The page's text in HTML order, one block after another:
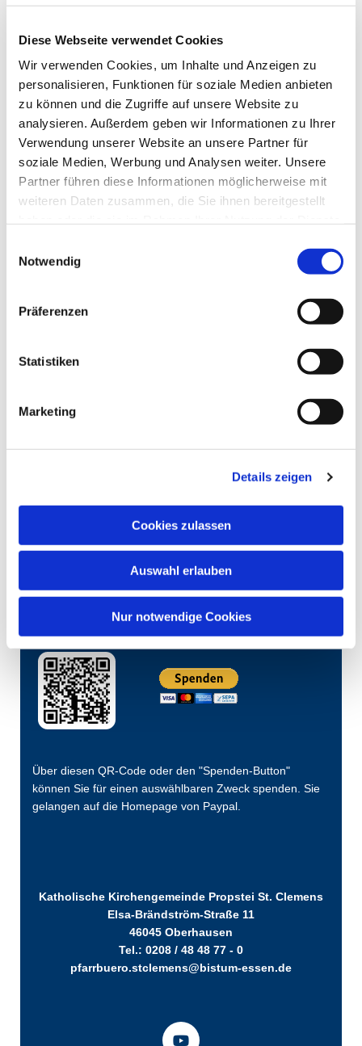
Diese Webseite verwendet Cookies
Wir verwenden Cookies, um Inhalte und Anzeigen zu
personalisieren, Funktionen für soziale Medien anbieten
zu können und die Zugriffe auf unsere Website zu
analysieren. Außerdem geben wir Informationen zu Ihrer
Verwendung unserer Website an unsere Partner für
soziale Medien, Werbung und Analysen weiter. Unsere
Partner führen diese Informationen möglicherweise mit
weiteren Daten zusammen, die Sie ihnen bereitgestellt
Notwendig
Präferenzen
Statistiken
Marketing
Details zeigen
Cookies zulassen
Auswahl erlauben
Nur notwendige Cookies
Dies könnte Sie auch
interessieren
Über diesen QR-Code oder den "Spenden-Button"
können Sie für einen auswählbaren Zweck spenden. Sie
gelangen auf die Homepage von Paypal.
Katholische Kirchengemeinde Propstei St. Clemens
Elsa-Brändström-Straße 11
46045 Oberhausen
Tel.: 0208 / 48 48 77 - 0
pfarrbuero.stclemens@bistum-essen.de